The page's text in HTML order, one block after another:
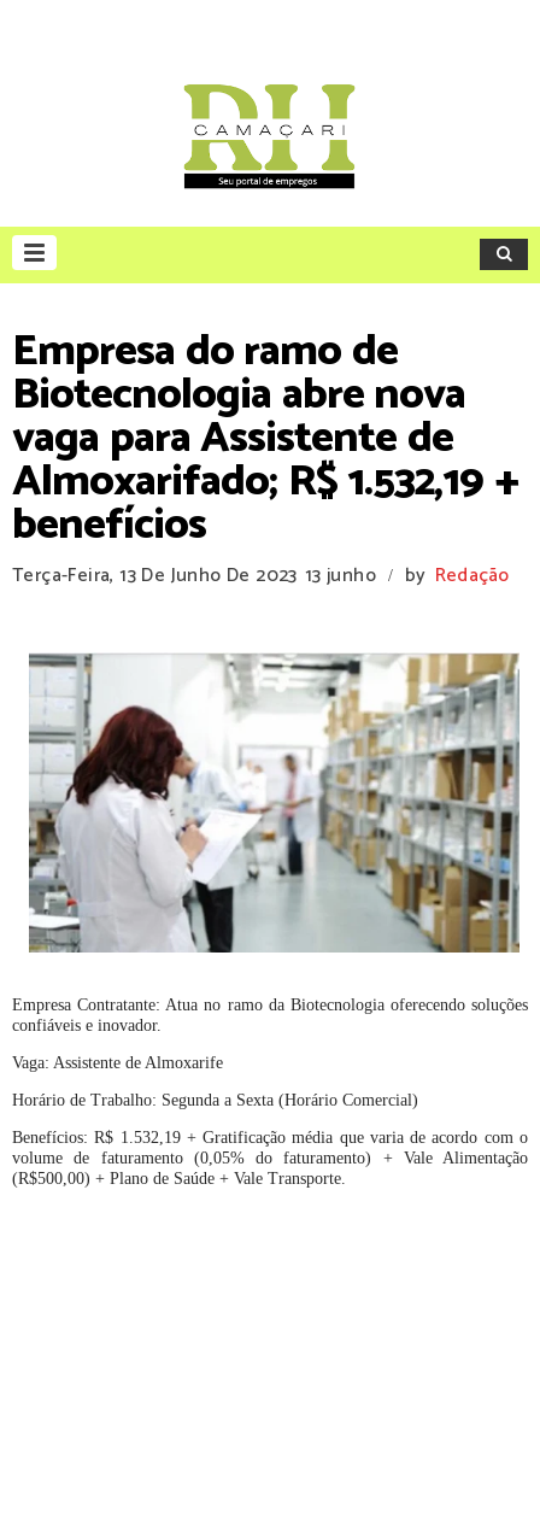
Empresa do ramo de
Biotecnologia abre nova
vaga para Assistente de
Almoxarifado; R$ 1.532,19 +
benefícios
Terça-Feira, 13 De Junho De 2023 13 junho / by Redação
Empresa Contratante: Atua no ramo da Biotecnologia oferecendo soluções
confiáveis e inovador.
Vaga: Assistente de Almoxarife
Horário de Trabalho: Segunda a Sexta (Horário Comercial)
Benefícios: R$ 1.532,19 + Gratificação média que varia de acordo com o
volume de faturamento (0,05% do faturamento) + Vale Alimentação
(R$500,00) + Plano de Saúde + Vale Transporte.